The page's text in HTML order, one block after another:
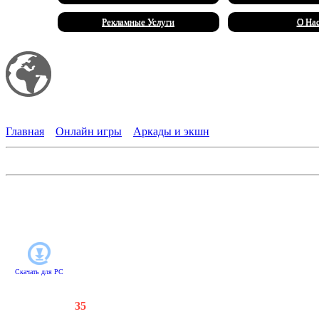
Рекламные Услуги О
Главная
Онлайн игры Аркады и экшн
Скачать для PC
35